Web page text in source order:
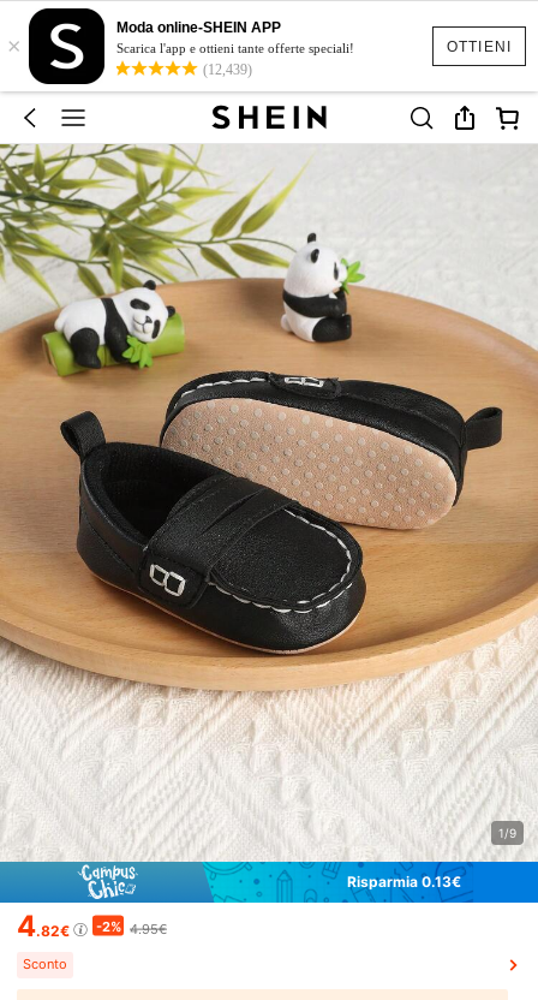
OTTIENI
×
Moda online-SHEIN APP
Scarica l'app e ottieni tante offerte speciali!
(12,439)
1/9
Risparmia 0.13€
4.82€ -2% 4.95€
Sconto